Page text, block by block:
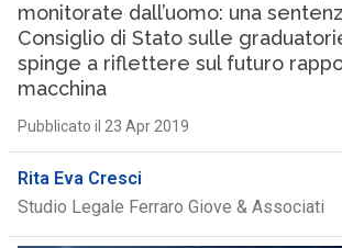
monitorate dall’uomo: una
Consiglio di Stato sulle
spinge a riflettere sul futuro
macchina
Pubblicato il 23 Apr 2019
Rita Eva Cresci
Studio Legale Ferraro Giove & Associati